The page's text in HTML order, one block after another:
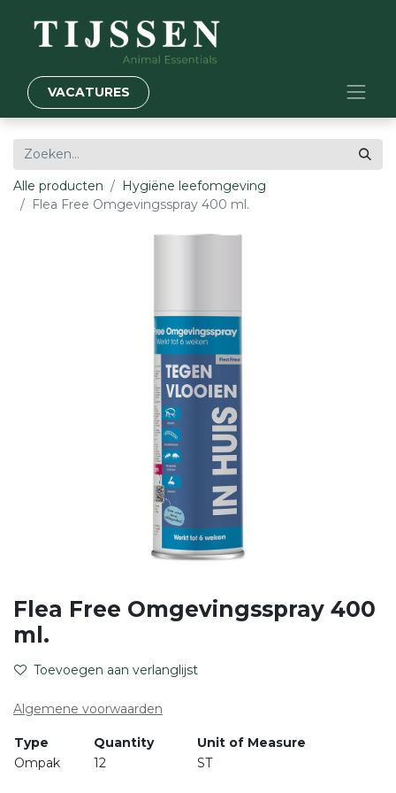
VACATURES
Alle producten
Hygiëne leefomgeving
Flea Free Omgevingsspray 400 ml.
Flea Free Omgevingsspray 400
ml.
Toevoegen aan verlanglijst
Algemene voorwaarden
Type Quantity
Unit of Measure
Ompak
12 ST